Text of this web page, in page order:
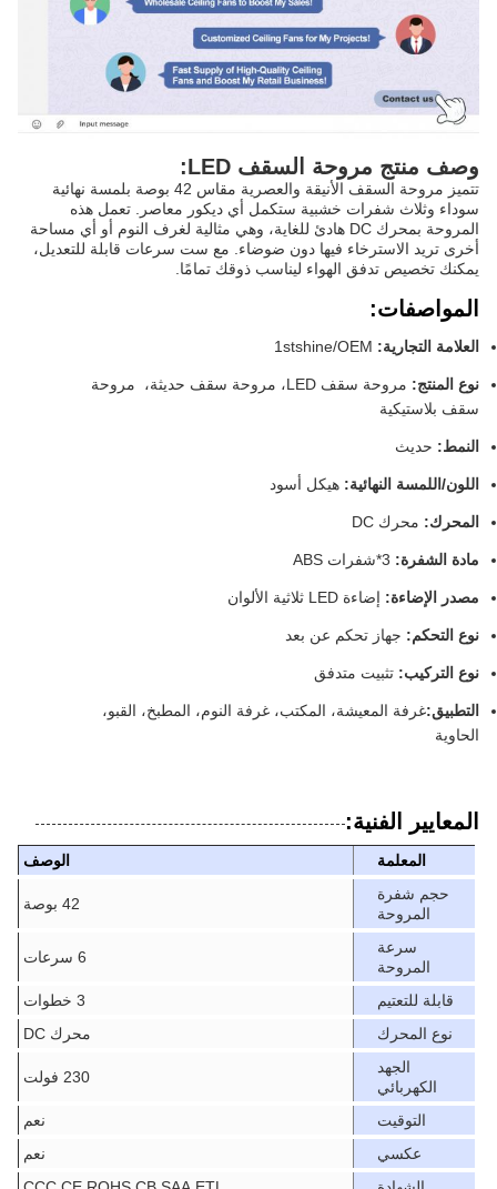
وصف منتج مروحة السقف LED:
تتميز مروحة السقف الأنيقة والعصرية مقاس 42 بوصة بلمسة نهائية
سوداء وثلاث شفرات خشبية ستكمل أي ديكور معاصر. تعمل هذه
المروحة بمحرك DC هادئ للغاية، وهي مثالية لغرف النوم أو أي مساحة
أخرى تريد الاسترخاء فيها دون ضوضاء. مع ست سرعات قابلة للتعديل،
يمكنك تخصيص تدفق الهواء ليناسب ذوقك تمامًا.
المواصفات:
العلامة التجارية:1stshine/OEM
نوع المنتج:
مروحة سقف LED، مروحة سقف حديثة، مروحة
سقف بلاستيكية
النمط:حديث
اللون/اللمسة النهائية:هيكل أسود
المحرك:محرك DC
مادة الشفرة:3*شفرات ABS
مصدر الإضاءة:إضاءة LED ثلاثية الألوان
نوع التحكم:جهاز تحكم عن بعد
نوع التركيب:تثبيت متدفق
التطبيق:غرفة المعيشة، المكتب، غرفة النوم، المطبخ، القبو،
الحاوية
المعايير الفنية:
المعلمة
الوصف
حجم شفرة
المروحة
42 بوصة
سرعة
المروحة
قابلة للتعتيم
نوع المحرك
محرك DC
الجهد
الكهربائي
230 فولت
التوقيت
نعم
عكسي
نعم